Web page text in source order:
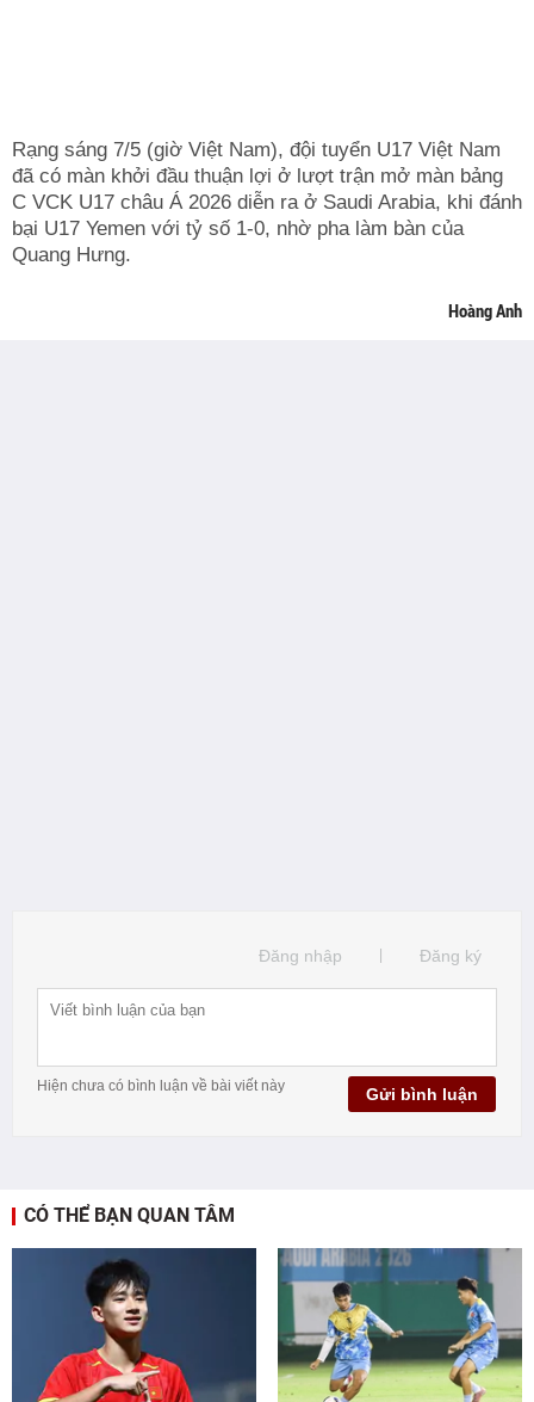
Rạng sáng 7/5 (giờ Việt Nam), đội tuyển U17 Việt Nam
đã có màn khởi đầu thuận lợi ở lượt trận mở màn bảng
C VCK U17 châu Á 2026 diễn ra ở Saudi Arabia, khi đánh
bại U17 Yemen với tỷ số 1-0, nhờ pha làm bàn của
Quang Hưng.
Hoàng Anh
CÓ THỂ BẠN QUAN TÂM